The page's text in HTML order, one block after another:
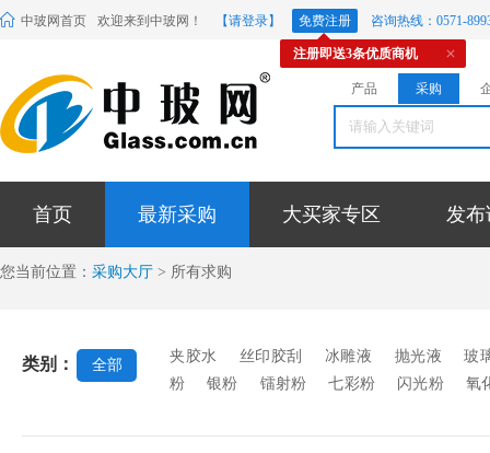
中玻网首页 欢迎来到中玻网！ 【请登录】 免费注册 咨询热线：0571-
注册即送3条优质商机
产品 采购
首页 最新采购 大买家专区 发布
您当前位置： 采购大厅 > 所有求购
类别： 全部
夹胶水 丝印胶刮 冰雕液 抛光液
玻
粉
银粉 镭射粉 七彩粉 闪光粉
氧
封胶
中空玻璃硅酮胶 镜背漆
玻璃烤漆